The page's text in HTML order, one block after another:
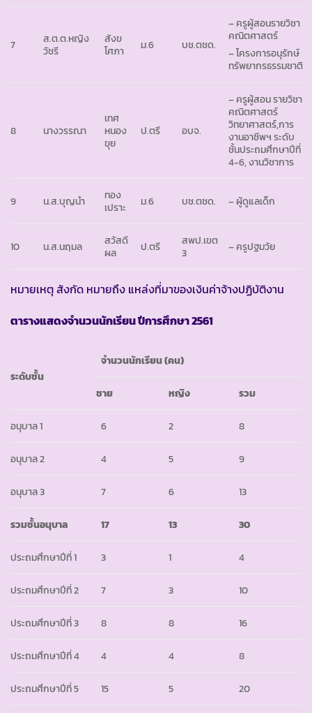
7
ส.ต.ต.หญิง
วัชรี
สังข
โศภา
ม.6 บช.ตชด.
– ครูผู้สอนรายวิชา
คณิตศาสตร์
– โครงการอนุรักษ์
ทรัพยากรธรรมชาติ
8 นางวรรณา
เทศ
หนอง
ขุย
ป.ตรี อบจ.
– ครูผู้สอน รายวิชา
คณิตศาสตร์
วิทยาศาสตร์,การ
งานอาชีพฯ ระดับ
ชั้นประถมศึกษาปีที่
4-6, งานวิชาการ
9 น.ส.บุญนำ
ทอง
เปราะ
ม.6 บช.ตชด. – ผู้ดูแลเด็ก
10 น.ส.นฤมล
สวัสดี
ผล
ป.ตรี
สพป.เขต
3
– ครูปฐมวัย
หมายเหตุ สังกัด หมายถึง แหล่งที่มาของเงินค่าจ้างปฏิบัติงาน
ตารางแสดงจำนวนนักเรียน ปีการศึกษา2561
ระดับชั้น
จำนวนนักเรียน(คน)
ชาย หญิง รวม
อนุบาล 1 6 2 8
อนุบาล 2 4 5 9
อนุบาล 3 7 6 13
รวมชั้นอนุบาล 17 13 30
ประถมศึกษาปีที่ 1 3 1 4
ประถมศึกษาปีที่ 2 7 3 10
ประถมศึกษาปีที่ 3 8 8 16
ประถมศึกษาปีที่ 4 4 4 8
ประถมศึกษาปีที่ 5 15 5 20